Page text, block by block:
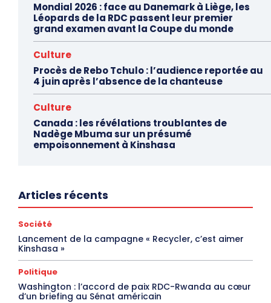
Mondial 2026 : face au Danemark à Liège, les
Léopards de la RDC passent leur premier
grand examen avant la Coupe du monde
Culture
Procès de Rebo Tchulo : l’audience reportée au
4 juin après l’absence de la chanteuse
Culture
Canada : les révélations troublantes de
Nadège Mbuma sur un présumé
empoisonnement à Kinshasa
Articles récents
Société
Lancement de la campagne « Recycler, c’est aimer
Kinshasa »
Politique
Washington : l’accord de paix RDC-Rwanda au cœur
d’un briefing au Sénat américain